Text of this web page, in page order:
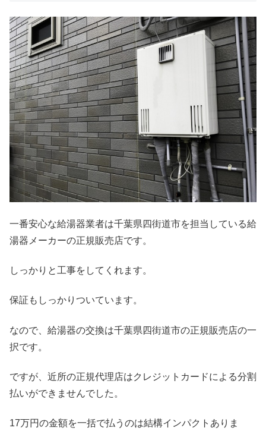
一番安心な給湯器業者は千葉県四街道市を担当している給
湯器メーカーの正規販売店です。
しっかりと工事をしてくれます。
保証もしっかりついています。
なので、給湯器の交換は千葉県四街道市の正規販売店の一
択です。
ですが、近所の正規代理店はクレジットカードによる分割
払いができませんでした。
17万円の金額を一括で払うのは結構インパクトありま